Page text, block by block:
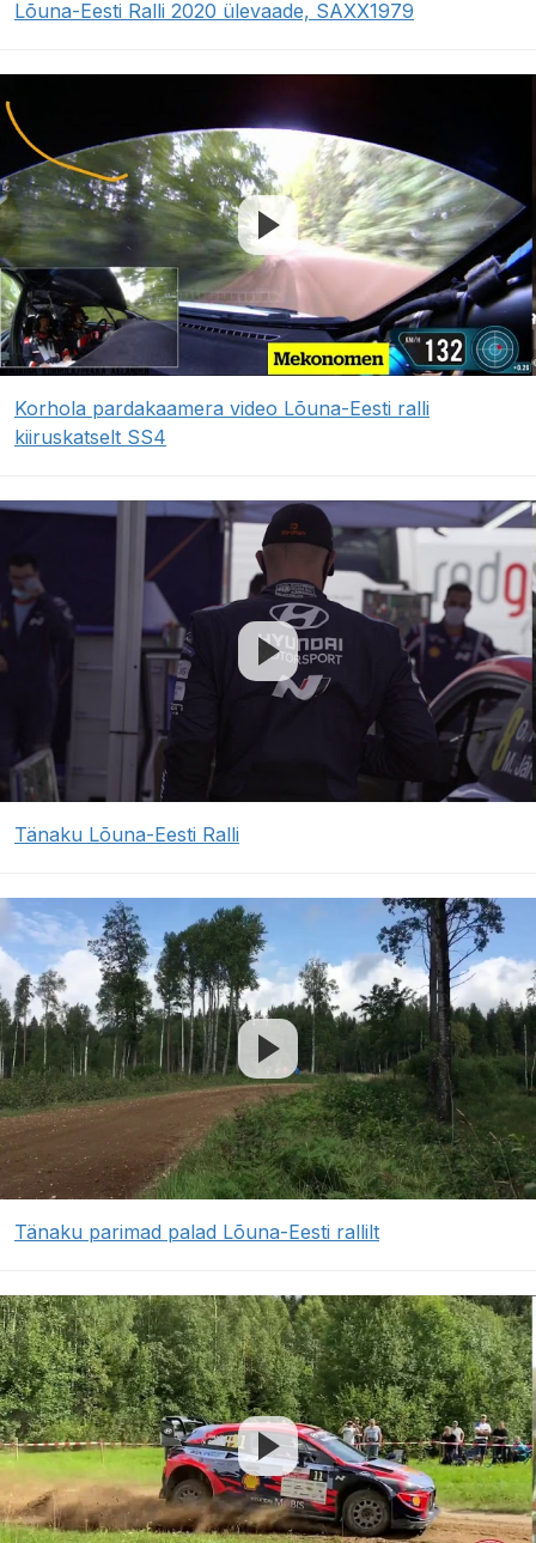
Lõuna-Eesti Ralli 2020 ülevaade, SAXX1979
Korhola pardakaamera video Lõuna-Eesti ralli
kiiruskatselt SS4
Tänaku Lõuna-Eesti Ralli
Tänaku parimad palad Lõuna-Eesti rallilt